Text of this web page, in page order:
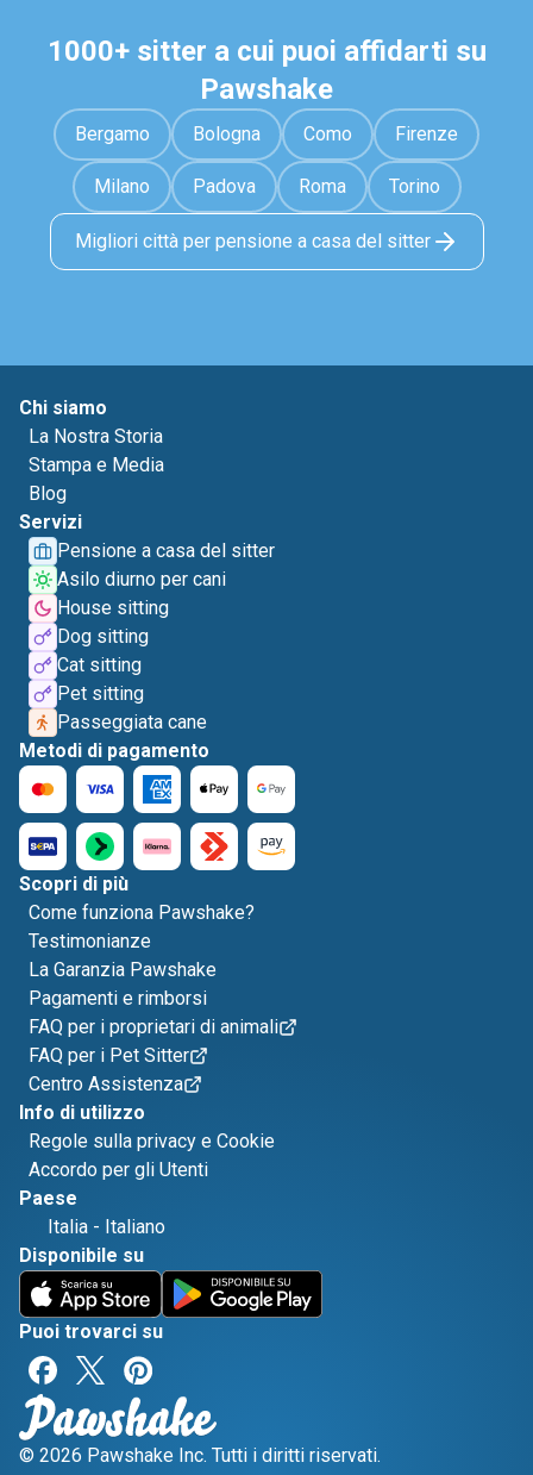
1000+ sitter a cui puoi affidarti su
Pawshake
Bergamo Bologna Como Firenze
Milano Padova Roma Torino
Migliori città per pensione a casa del sitter
Chi siamo
La Nostra Storia
Stampa e Media
Blog
Servizi
Pensione a casa del sitter
Asilo diurno per cani
House sitting
Dog sitting
Cat sitting
Pet sitting
Passeggiata cane
Metodi di pagamento
Scopri di più
Come funziona Pawshake?
Testimonianze
La Garanzia Pawshake
Pagamenti e rimborsi
FAQ per i proprietari di animali
FAQ per i Pet Sitter
Centro Assistenza
Info di utilizzo
Regole sulla privacy e Cookie
Accordo per gli Utenti
Paese
Italia - Italiano
Disponibile su
Puoi trovarci su
© 2026 Pawshake Inc. Tutti i diritti riservati.